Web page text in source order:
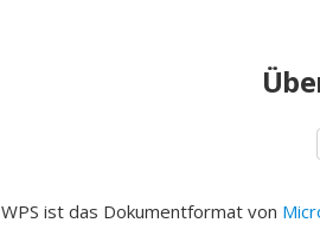
WPS ist das Dokumentformat von